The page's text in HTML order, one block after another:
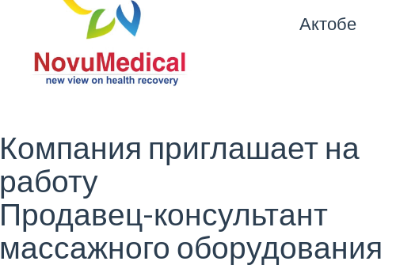
Актобе
Компания приглашает на
работу
Продавец-консультант
массажного оборудования